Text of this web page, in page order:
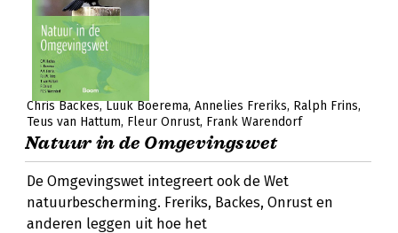
Chris Backes Luuk Boerema Annelies Freriks Ralph Frins
Teus van Hattum Fleur Onrust Frank Warendorf
Natuur in de Omgevingswet
De Omgevingswet integreert ook de Wet
natuurbescherming. Freriks, Backes, Onrust en
anderen leggen uit hoe het